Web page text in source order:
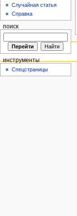
Случайная статья
Справка
поиск
инструменты
Спецстраницы